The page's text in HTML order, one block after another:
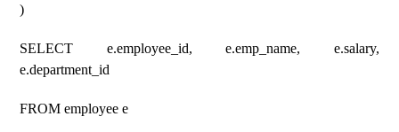
)
SELECT e.employee_id, e.emp_name, e.salary,
e.department_id
FROM employee e